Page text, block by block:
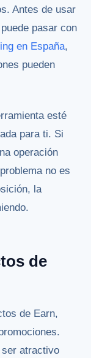
Antes de usar
pasar con
en España,
pueden
esté
para ti. Si
operación
no es
la
de
de Earn,
ser atractivo